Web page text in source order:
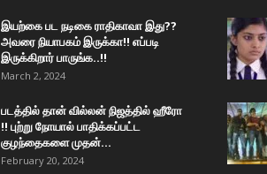
இயற்கை பட நடிகை ராதிகாவா இது??
அவரை நியாபகம் இருக்கா!! எப்படி
இருக்கிறார் பாருங்க..!!
March 2, 2024
படத்தில் தான் வில்லன் நிஜத்தில் ஹீரோ
!! புற்று நோயால் பாதிக்கப்பட்ட
குழந்தைகளை முதன்...
February 20, 2024